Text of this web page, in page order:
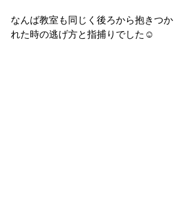
なんば教室も同じく後ろから抱きつか
れた時の逃げ方と指捕りでした☺️